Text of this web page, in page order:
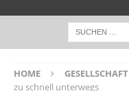
HOME GESELLSCHAFT
zu schnell unterwegs